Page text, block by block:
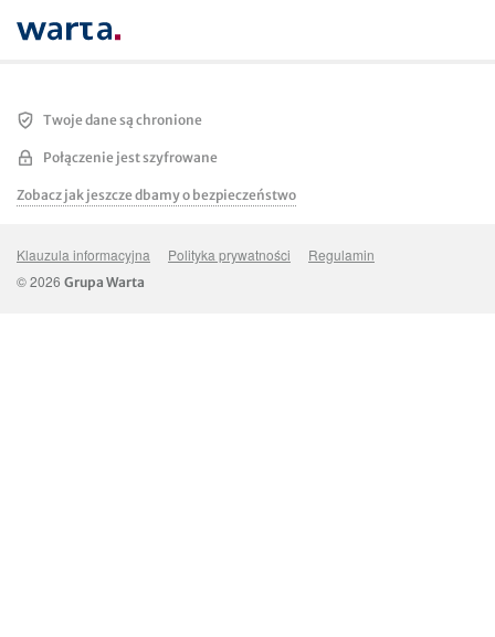
Twoje dane są chronione
Połączenie jest szyfrowane
Zobacz jak jeszcze dbamy o bezpieczeństwo
© 2026 Grupa Warta
Klauzula informacyjna Polityka prywatności Regulamin